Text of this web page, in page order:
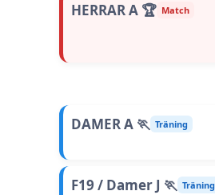
HERRAR A 🏆 Match
DAMER A 🏃 Träning
F19 / Damer J 🏃 Träning